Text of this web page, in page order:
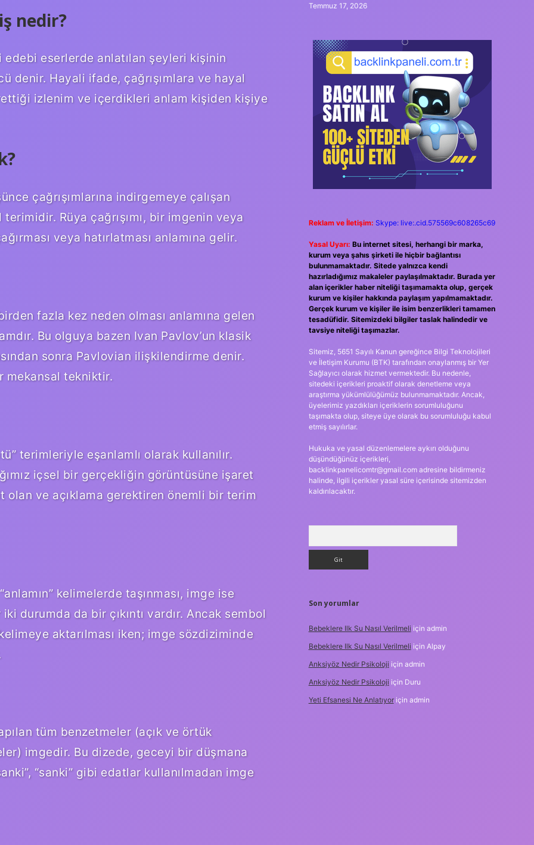
nedir?
eserlerde anlatılan şeyleri kişinin
denir. Hayali ifade, çağrışımlara ve hayal
izlenim ve içerdikleri anlam kişiden kişiye
çağrışımlarına indirgemeye çalışan
Rüya çağrışımı, bir imgenin veya
veya hatırlatması anlamına gelir.
fazla kez neden olması anlamına gelen
Bu olguya bazen Ivan Pavlov’un klasik
sonra Pavlovian ilişkilendirme denir.
mekansal tekniktir.
terimleriyle eşanlamlı olarak kullanılır.
içsel bir gerçekliğin görüntüsüne işaret
olan ve açıklama gerektiren önemli bir terim
kelimelerde taşınması, imge ise
iki durumda da bir çıkıntı vardır. Ancak sembol
aktarılması iken; imge sözdiziminde
tüm benzetmeler (açık ve örtük
imgedir. Bu dizede, geceyi bir düşmana
“sanki” gibi edatlar kullanılmadan imge
Temmuz 17, 2026
Reklam ve İletişim: Skype: live:.cid.575569c608265c69
Yasal Uyarı: Bu internet sitesi, herhangi bir marka,
kurum veya şahıs şirketi ile hiçbir bağlantısı
bulunmamaktadır. Sitede yalnızca kendi
hazırladığımız makaleler paylaşılmaktadır. Burada yer
alan içerikler haber niteliği taşımamakta olup, gerçek
kurum ve kişiler hakkında paylaşım yapılmamaktadır.
Gerçek kurum ve kişiler ile isim benzerlikleri tamamen
tesadüfidir. Sitemizdeki bilgiler taslak halindedir ve
tavsiye niteliği taşımazlar.
Sitemiz, 5651 Sayılı Kanun gereğince Bilgi Teknolojileri
ve İletişim Kurumu (BTK) tarafından onaylanmış bir Yer
Sağlayıcı olarak hizmet vermektedir. Bu nedenle,
sitedeki içerikleri proaktif olarak denetleme veya
araştırma yükümlülüğümüz bulunmamaktadır. Ancak,
üyelerimiz yazdıkları içeriklerin sorumluluğunu
taşımakta olup, siteye üye olarak bu sorumluluğu kabul
etmiş sayılırlar.
Hukuka ve yasal düzenlemelere aykırı olduğunu
düşündüğünüz içerikleri,
backlinkpanelicomtr@gmail.comadresine bildirmeniz
halinde, ilgili içerikler yasal süre içerisinde sitemizden
kaldırılacaktır.
Son yorumlar
Bebeklere Ilk Su Nasıl Verilmeli için admin
Bebeklere Ilk Su Nasıl Verilmeli için Alpay
Anksiyöz Nedir Psikoloji için admin
Anksiyöz Nedir Psikoloji için Duru
Yeti Efsanesi Ne Anlatıyoriçin admin